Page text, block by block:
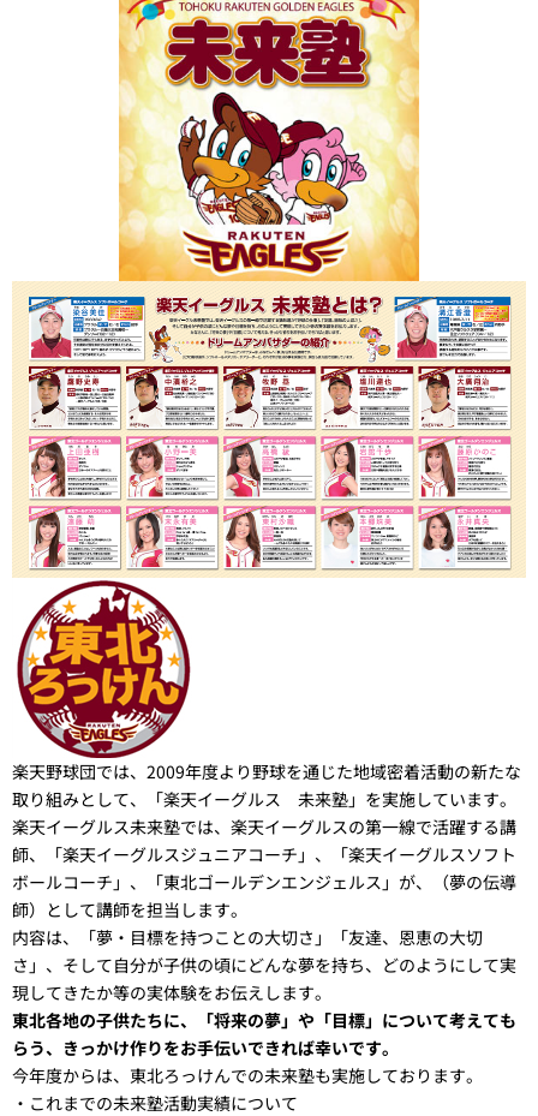
楽天野球団では、2009年度より野球を通じた地域密着活動の新たな
取り組みとして、「楽天イーグルス 未来塾」を実施しています。
楽天イーグルス未来塾では、楽天イーグルスの第一線で活躍する講
師、「楽天イーグルスジュニアコーチ」、「楽天イーグルスソフト
ボールコーチ」、「東北ゴールデンエンジェルス」が、（夢の伝導
師）として講師を担当します。
内容は、「夢・目標を持つことの大切さ」「友達、恩恵の大切
さ」、そして自分が子供の頃にどんな夢を持ち、どのようにして実
現してきたか等の実体験をお伝えします。
東北各地の子供たちに、「将来の夢」や「目標」について考えても
らう、きっかけ作りをお手伝いできれば幸いです。
今年度からは、東北ろっけんでの未来塾も実施しております。
・これまでの未来塾活動実績について